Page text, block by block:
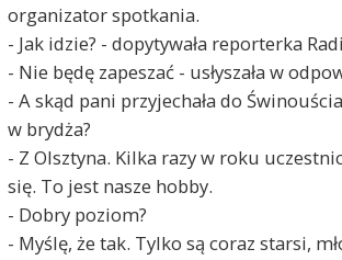
organizator spotkania.
- Jak idzie? - dopytywała reporterka
- Nie będę zapeszać - usłyszała w
- A skąd pani przyjechała do
w brydża?
- Z Olsztyna. Kilka razy w roku
się. To jest nasze hobby.
- Dobry poziom?
- Myślę, że tak. Tylko są coraz starsi,